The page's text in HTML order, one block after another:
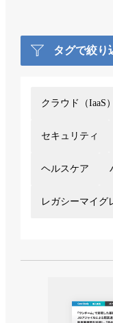
タグで絞り
クラウド（IaaS）
セキュリティ
ヘルスケア
レガシーマイグ